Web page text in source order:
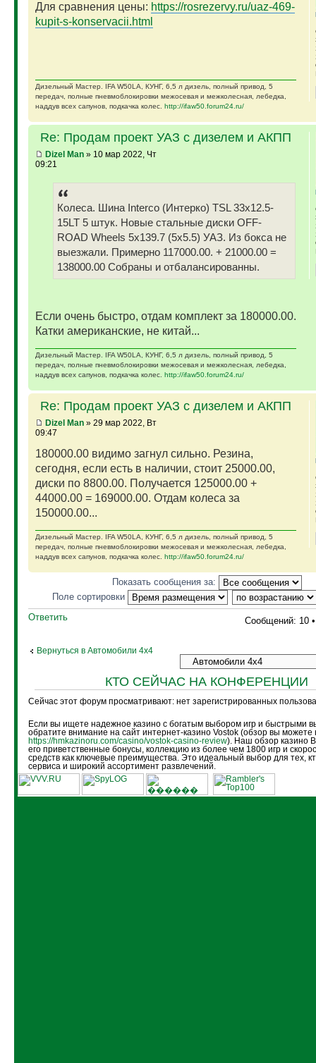
Для сравнения цены: https://rosrezervy.ru/uaz-469-
kupit-s-konservacii.html
Дизельный Мастер. IFA W50LA, КУНГ, 6,5 л дизель, полный привод, 5
передач, полные пневмоблокировки межосевая и межколесная, лебедка,
наддув всех сапунов, подкачка колес. http://ifaw50.forum24.ru/
Re: Продам проект УАЗ с дизелем и АКПП
Dizel Man» 10 мар 2022, Чт
09:21
Колеса. Шина Interco (Интерко) TSL 33x12.5-
15LT 5 штук. Новые стальные диски OFF-
ROAD Wheels 5x139.7 (5x5.5) УАЗ. Из бокса не
выезжали. Примерно 117000.00. + 21000.00 =
138000.00 Собраны и отбалансированны.
Если очень быстро, отдам комплект за 180000.00.
Катки американские, не китай...
Дизельный Мастер. IFA W50LA, КУНГ, 6,5 л дизель, полный привод, 5
передач, полные пневмоблокировки межосевая и межколесная, лебедка,
наддув всех сапунов, подкачка колес. http://ifaw50.forum24.ru/
Re: Продам проект УАЗ с дизелем и АКПП
Dizel Man» 29 мар 2022, Вт
09:47
180000.00 видимо загнул сильно. Резина,
сегодня, если есть в наличии, стоит 25000.00,
диски по 8800.00. Получается 125000.00 +
44000.00 = 169000.00. Отдам колеса за
150000.00...
Дизельный Мастер. IFA W50LA, КУНГ, 6,5 л дизель, полный привод, 5
передач, полные пневмоблокировки межосевая и межколесная, лебедка,
наддув всех сапунов, подкачка колес. http://ifaw50.forum24.ru/
Показать сообщения за:
Поле сортировки
Ответить
Сообщений: 10
Вернуться в Автомобили 4х4
КТО СЕЙЧАС НА КОНФЕРЕНЦИИ
Сейчас этот форум просматривают: нет зарегистрированных
Если вы ищете надежное казино с богатым выбором игр и быстрыми
обратите внимание на сайт интернет-казино Vostok (обзор вы можете
https://hmkazinoru.com/casino/vostok-casino-review). Наш обзор казино
его приветственные бонусы, коллекцию из более чем 1800 игр и
средств как ключевые преимущества. Это идеальный выбор для тех,
сервиса и широкий ассортимент развлечений.